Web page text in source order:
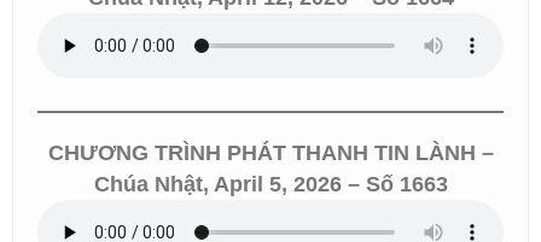
CHƯƠNG TRÌNH PHÁT THANH TIN LÀNH –
Chúa Nhật, April 5, 2026 – Số 1663